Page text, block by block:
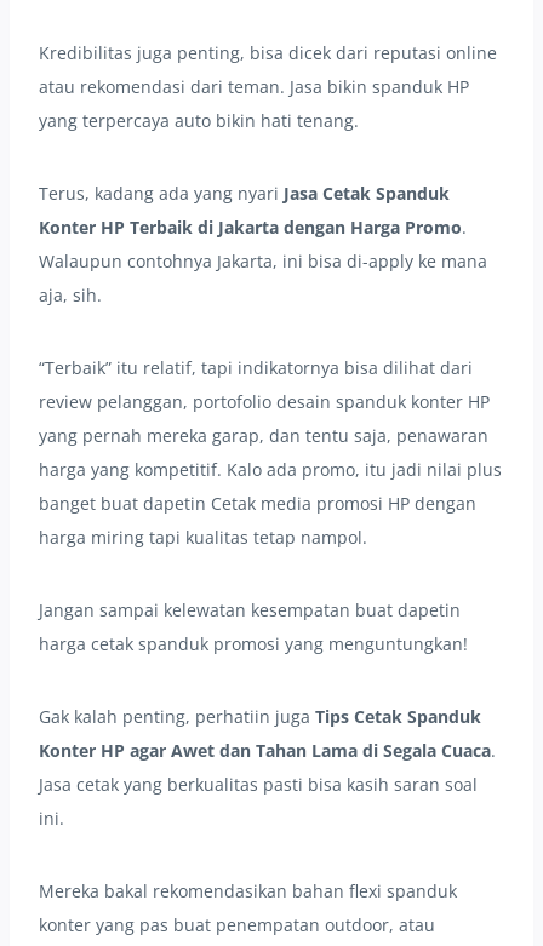
Kredibilitas juga penting, bisa dicek dari reputasi online
atau rekomendasi dari teman. Jasa bikin spanduk HP
yang terpercaya auto bikin hati tenang.
Terus, kadang ada yang nyari Jasa Cetak Spanduk
Konter HP Terbaik di Jakarta dengan Harga Promo.
Walaupun contohnya Jakarta, ini bisa di-apply ke mana
aja, sih.
“Terbaik” itu relatif, tapi indikatornya bisa dilihat dari
review pelanggan, portofolio desain spanduk konter HP
yang pernah mereka garap, dan tentu saja, penawaran
harga yang kompetitif. Kalo ada promo, itu jadi nilai plus
banget buat dapetin Cetak media promosi HP dengan
harga miring tapi kualitas tetap nampol.
Jangan sampai kelewatan kesempatan buat dapetin
harga cetak spanduk promosi yang menguntungkan!
Gak kalah penting, perhatiin juga Tips Cetak Spanduk
Konter HP agar Awet dan Tahan Lama di Segala Cuaca.
Jasa cetak yang berkualitas pasti bisa kasih saran soal
ini.
Mereka bakal rekomendasikan bahan flexi spanduk
konter yang pas buat penempatan outdoor, atau